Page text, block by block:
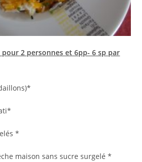
2 personnes et 6pp- 6 sp par
*
maison sans sucre surgelé *